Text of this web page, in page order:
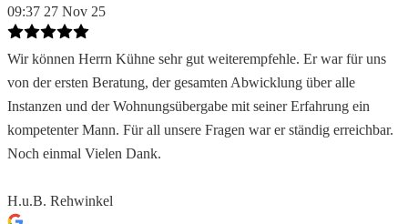
09:37 27 Nov 25
Wir können Herrn Kühne sehr gut weiterempfehle. Er war für uns
von der ersten Beratung, der gesamten Abwicklung über alle
Instanzen und der Wohnungsübergabe mit seiner Erfahrung ein
kompetenter Mann. Für all unsere Fragen war er ständig erreichbar.
Noch einmal Vielen Dank.
H.u.B. Rehwinkel